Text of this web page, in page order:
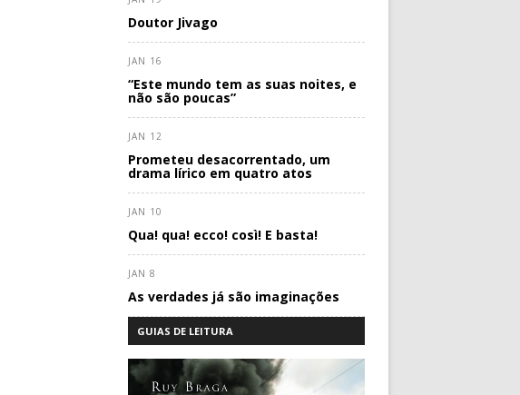
Doutor Jivago
JAN 16
“Este mundo tem as suas noites, e
não são poucas”
JAN 12
Prometeu desacorrentado, um
drama lírico em quatro atos
JAN 10
Qua! qua! ecco! così! E basta!
JAN 8
As verdades já são imaginações
GUIAS DE LEITURA